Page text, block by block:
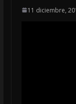
11 diciembre,